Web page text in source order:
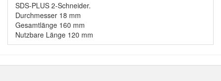
SDS-PLUS 2-Schneider.
Durchmesser 18 mm
Gesamtlänge 160 mm
Nutzbare Länge 120 mm